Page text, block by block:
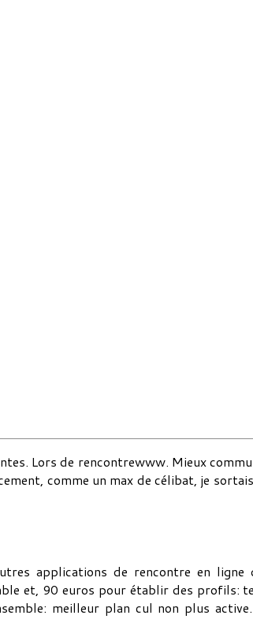
Lors de rencontrewww. Mieux
comme un max de célibat, je
applications de rencontre en ligne
et, 90 euros pour établir des profils:
meilleur plan cul non plus